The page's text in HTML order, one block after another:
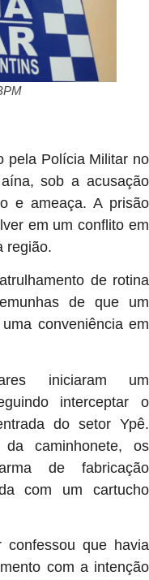
pela Polícia Militar no
sob a acusação
e ameaça. A prisão
em um conflito em
região.
de rotina
de que um
conveniência em
iniciaram um
interceptar o
do setor Ypê.
caminhonete, os
de fabricação
com um cartucho
confessou que havia
com a intenção